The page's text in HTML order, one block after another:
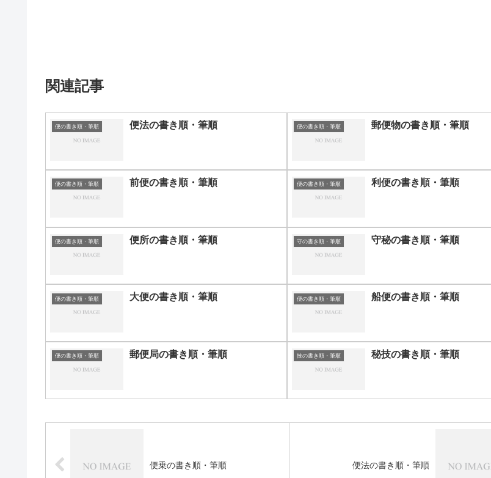
関連記事
便の書き順・筆順 便法の書き順・筆順 便の書き順・筆順 郵便物の書き順・筆順
便の書き順・筆順 前便の書き順・筆順 便の書き順・筆順 利便の書き順・筆順
便の書き順・筆順 便所の書き順・筆順 守の書き順・筆順 守秘の書き順・筆順
便の書き順・筆順 大便の書き順・筆順 便の書き順・筆順 船便の書き順・筆順
便の書き順・筆順 郵便局の書き順・筆順 技の書き順・筆順 秘技の書き順・筆順
便乗の書き順・筆順 便法の書き順・筆順